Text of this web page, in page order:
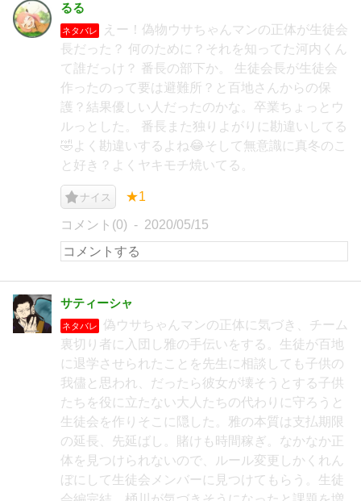
るる
ネタバレ
えー！偽物ウサちゃんマンの正体が生徒会
長だった？ 何のために？それを知ってた河内くん
て誰だっけ？ 番長の部下か。 生徒会長が生徒会
作ったのって要は避難所？と百地さんからの保
護？結果優しい人だったのかな。卒業ちょっとウ
ルっとした。 番長また独りよがりに勘違いしてる
🤣よく勘違いするよね😂そして無意識に真冬のこ
と好き？よくヤキモチ焼いてる。
ナイス ★1
コメント(0) 2020/05/15
サティーシャ
ネタバレ
偽ウサちゃんマンの正体に気づき、チーム
裏切り者に入団し雅の手伝いをする。生徒が百地
に退学させられたことを先生に相談しても子供の
我儘と思われ、だったら彼女が壊そうとする子供
たちを役に立たない大人たちの代わりに守ろうと
生徒会を作りそこに隠した。雅の本質は支払期限
の延長、先延ばし。賭けも時間稼ぎ。なかなか正
体を見つけられないので、ルール変更しかくれん
ぼにして生徒会メンバーに見つけてもらう。生徒